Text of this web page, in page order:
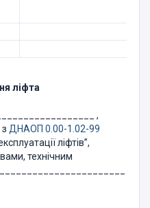
ліфта
,
ДНАОП 0.00-1.02-99
ліфтів”,
технічним